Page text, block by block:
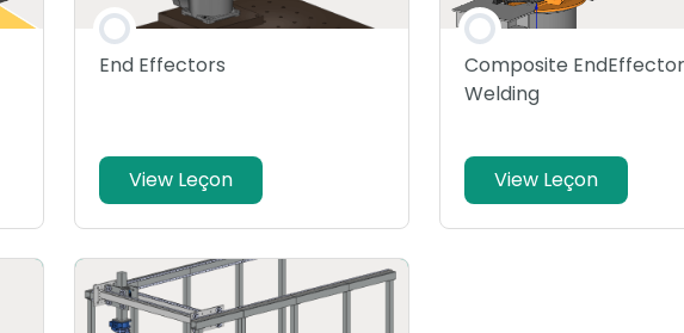
End Effectors
View Leçon
Composite
Welding
View Leçon